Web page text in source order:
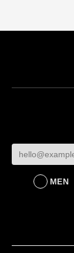
MEN